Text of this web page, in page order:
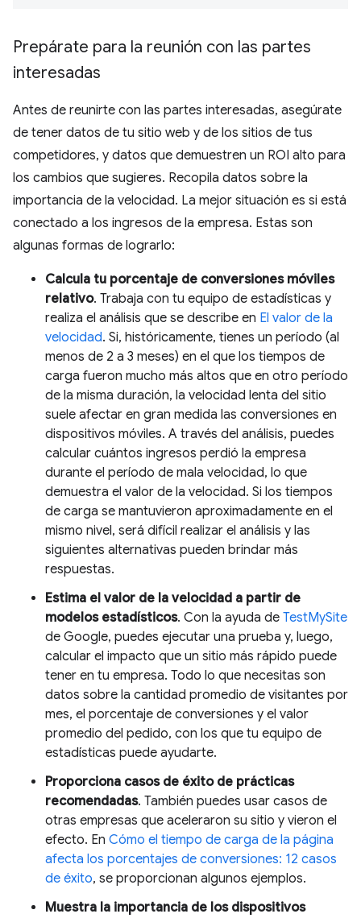
Prepárate para la reunión con las partes
interesadas
Antes de reunirte con las partes interesadas, asegúrate
de tener datos de tu sitio web y de los sitios de tus
competidores, y datos que demuestren un ROI alto para
los cambios que sugieres. Recopila datos sobre la
importancia de la velocidad. La mejor situación es si está
conectado a los ingresos de la empresa. Estas son
algunas formas de lograrlo:
Calcula tu porcentaje de conversiones móviles
relativo. Trabaja con tu equipo de estadísticas y
realiza el análisis que se describe en El valor de la
velocidad. Si, históricamente, tienes un período (al
menos de 2 a 3 meses) en el que los tiempos de
carga fueron mucho más altos que en otro período
de la misma duración, la velocidad lenta del sitio
suele afectar en gran medida las conversiones en
dispositivos móviles. A través del análisis, puedes
calcular cuántos ingresos perdió la empresa
durante el período de mala velocidad, lo que
demuestra el valor de la velocidad. Si los tiempos
de carga se mantuvieron aproximadamente en el
mismo nivel, será difícil realizar el análisis y las
siguientes alternativas pueden brindar más
respuestas.
Estima el valor de la velocidad a partir de
modelos estadísticos. Con la ayuda de TestMySite
de Google, puedes ejecutar una prueba y, luego,
calcular el impacto que un sitio más rápido puede
tener en tu empresa. Todo lo que necesitas son
datos sobre la cantidad promedio de visitantes por
mes, el porcentaje de conversiones y el valor
promedio del pedido, con los que tu equipo de
estadísticas puede ayudarte.
Proporciona casos de éxito de prácticas
recomendadas. También puedes usar casos de
otras empresas que aceleraron su sitio y vieron el
efecto. En Cómo el tiempo de carga de la página
afecta los porcentajes de conversiones: 12 casos
de éxito, se proporcionan algunos ejemplos.
Muestra la importancia de los dispositivos